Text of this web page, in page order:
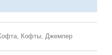
Кофты, Джемпер